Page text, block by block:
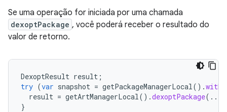
Se uma operação for iniciada por uma chamada
dexoptPackage , você poderá receber o resultado do
valor de retorno.
DexoptResult result ;
try (var snapshot = getPackageManagerLocal().
result = getArtManagerLocal().dexoptPackage
}